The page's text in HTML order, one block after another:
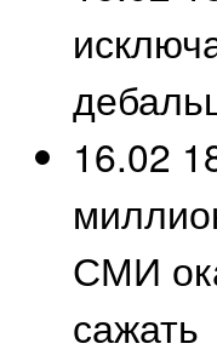
16.02
СМИ
сажать